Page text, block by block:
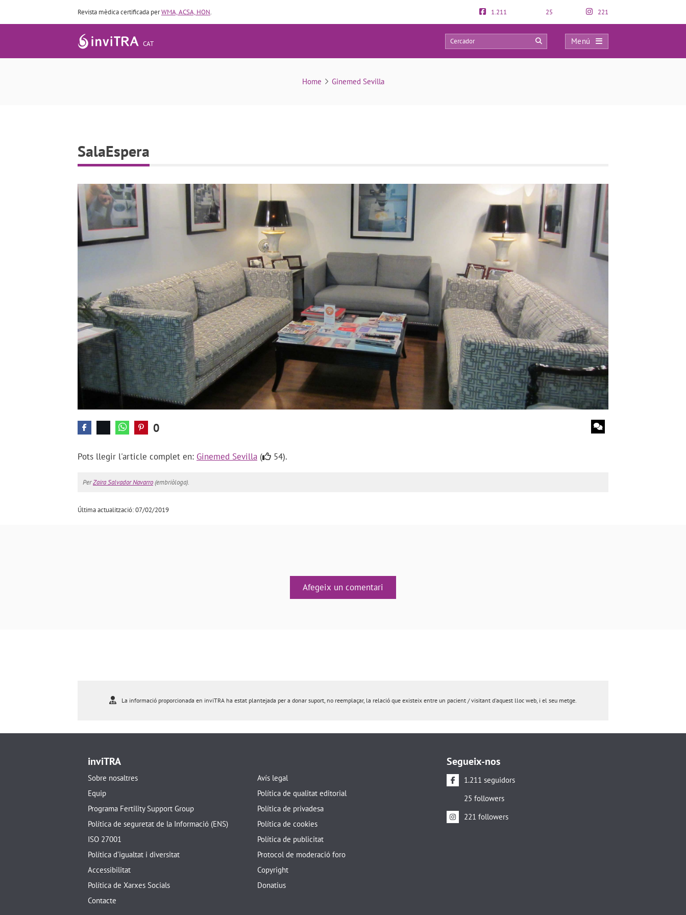
Revista mèdica certificada perWMA, ACSA, HON. 1.211 25 221
CAT
Menú
SalaEspera
0 0
Home Ginemed Sevilla
SalaEspera
0
Pots llegir l'article complet en: Ginemed Sevilla ( 54).
PerZaira Salvador Navarro(embriòloga).
Última actualització: 07/02/2019
Afegeix un comentari
La informació proporcionada en inviTRA ha estat plantejada per a donar suport, no reemplaçar, la relació que existeix entre un pacient / visitant d'aquest lloc web, i el seu metge.
inviTRA
Sobre nosaltres
Equip
Programa Fertility Support Group
Política de seguretat de la Informació (ENS)
ISO 27001
Política d’igualtat i diversitat
Accessibilitat
Política de Xarxes Socials
Contacte
Avís legal
Política de qualitat editorial
Política de privadesa
Política de cookies
Política de publicitat
Protocol de moderació foro
Copyright
Donatius
Segueix-nos
1.211 seguidors
25 followers
221 followers